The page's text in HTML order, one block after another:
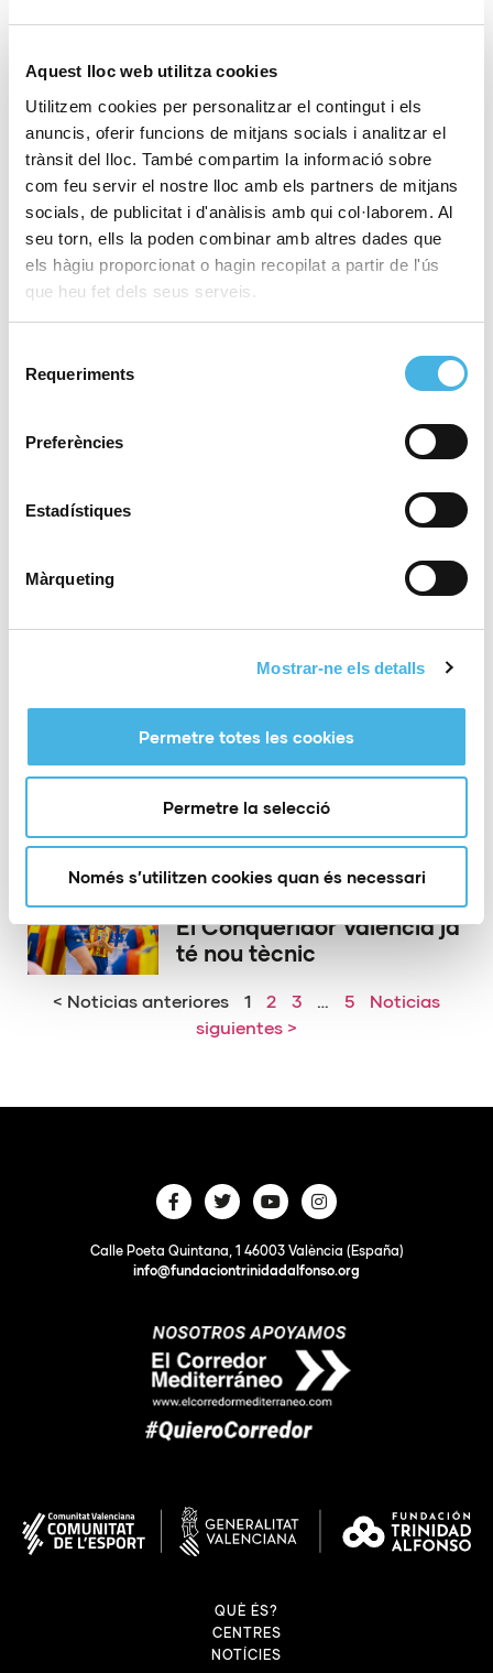
Aquest lloc web utilitza cookies
Utilitzem cookies per personalitzar el contingut i els
anuncis, oferir funcions de mitjans socials i analitzar el
trànsit del lloc. També compartim la informació sobre
com feu servir el nostre lloc amb els partners de mitjans
socials, de publicitat i d'anàlisis amb qui col·laborem. Al
seu torn, ells la poden combinar amb altres dades que
els hàgiu proporcionat o hagin recopilat a partir de l'ús
que heu fet dels seus serveis.
Requeriments
Preferències
Estadístiques
Màrqueting
Mostrar-ne els detalls
Permetre totes les cookies
Permetre la selecció
Només s’utilitzen cookies quan és necessari
El València Club d’Hoquei
ascendix a la màxima
catogoría
29 de maig de 2026
El València Club d’Hoquei,
a brindar el tercer ascens
Comunitat de l’Esport
28 de maig de 2026
obra l’ascens a Asobal
València tornarà a acollir
El PAS Alcoi acomiada a
dos dels seus herois
d’Europa
21 de maig de 2026
El Conqueridor València ja
té nou tècnic
< Noticias anteriores 1 2 3 … 5
Noticias
siguientes >
Calle Poeta Quintana, 1 46003 València (España)
info@fundaciontrinidadalfonso.org
QUÈ ÉS?
CENTRES
NOTÍCIES